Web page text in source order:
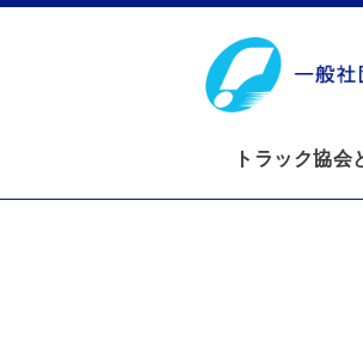
トラック協会